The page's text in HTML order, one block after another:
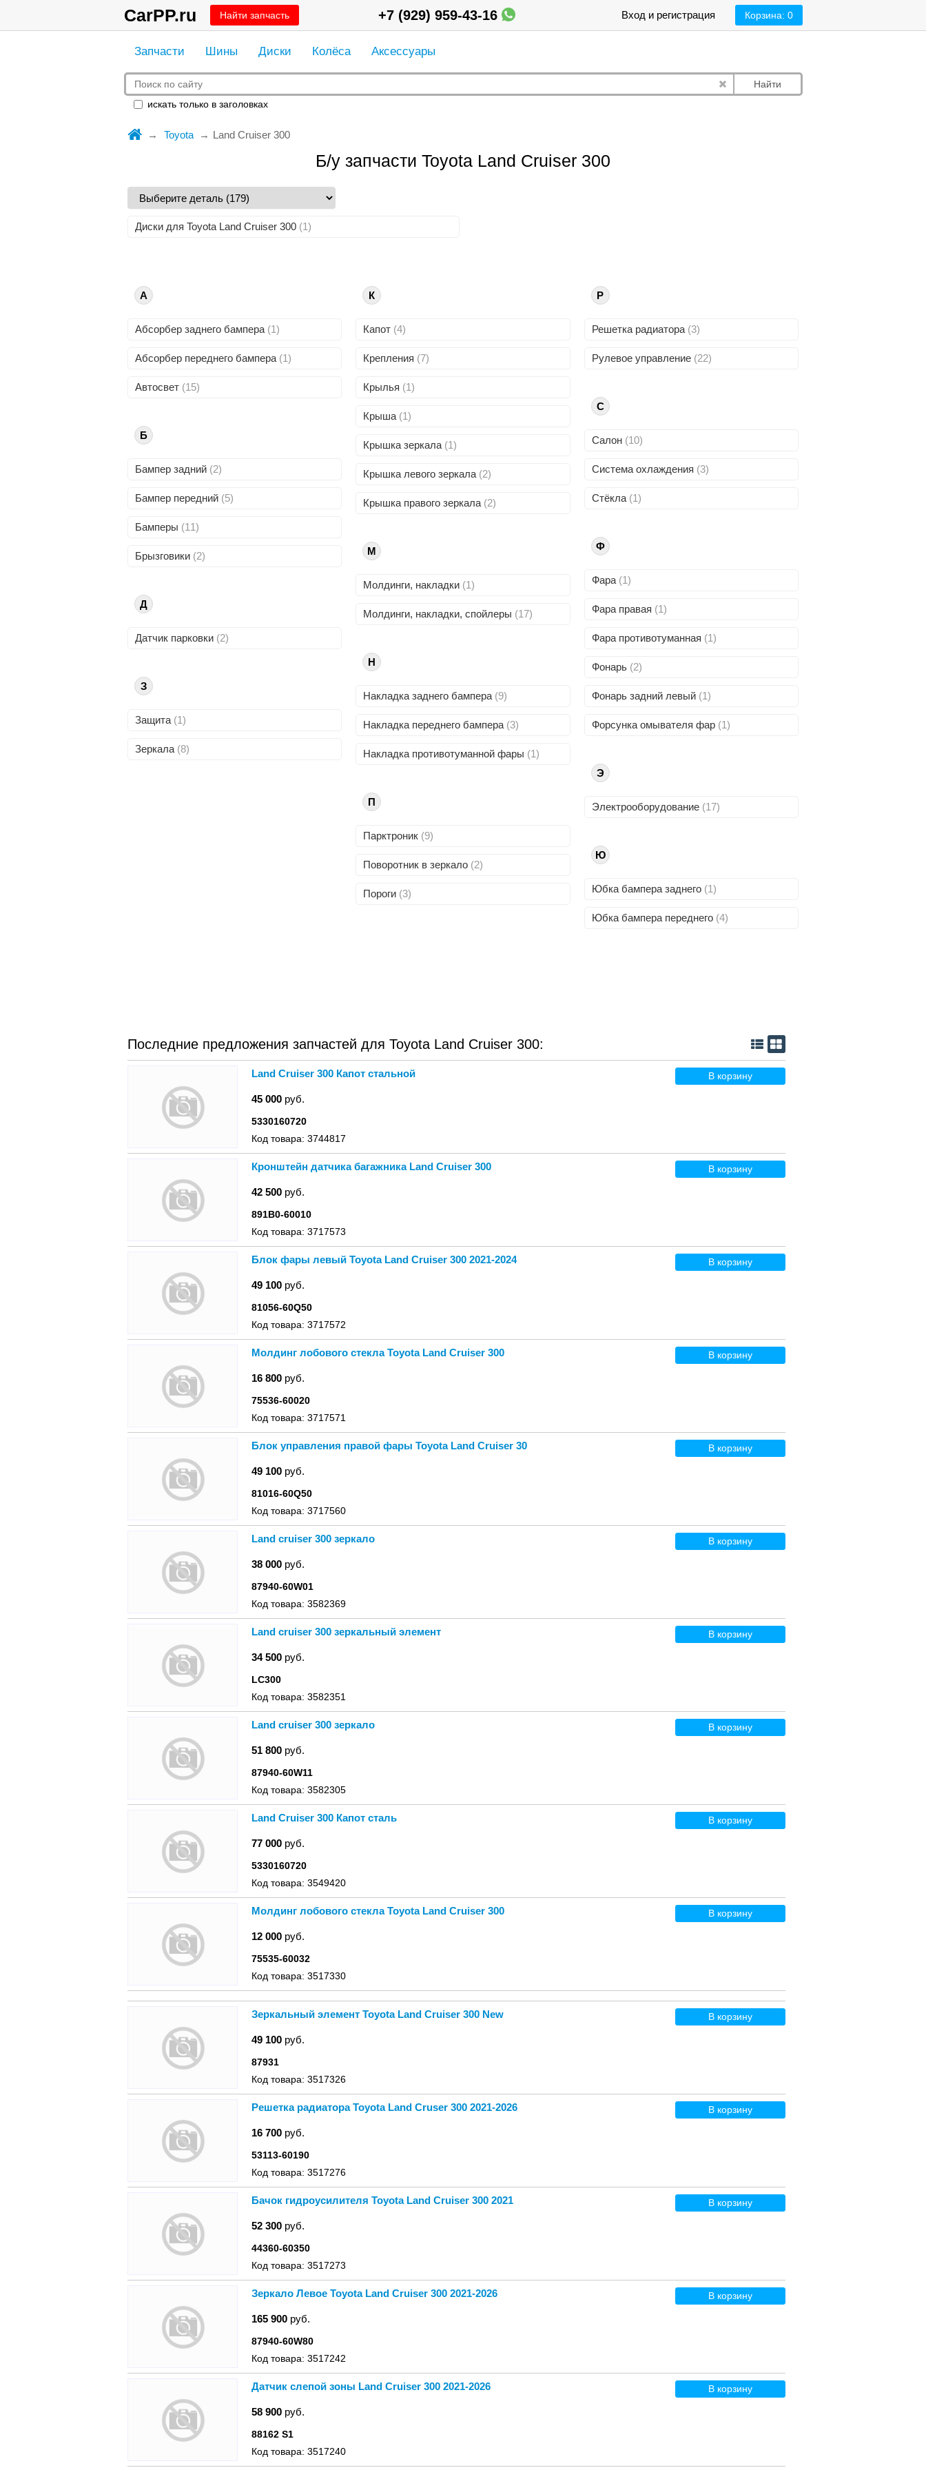
CarPP.ru Найти запчасть Корзина: 0
Вход и регистрация
+7 (929) 959-43-16
Запчасти Шины Диски Колёса Аксессуары
Найти
искать только в заголовках
Toyota Land Cruiser 300
Б/у запчасти Toyota Land Cruiser 300
Диски для Toyota Land Cruiser 300 (1)
А
Абсорбер заднего бампера (1)
Абсорбер переднего бампера (1)
Автосвет (15)
Б
Бампер задний (2)
Бампер передний (5)
Бамперы (11)
Брызговики (2)
Д
Датчик парковки (2)
З
Защита (1)
Зеркала (8)
К
Капот (4)
Крепления (7)
Крылья (1)
Крыша (1)
Крышка зеркала (1)
Крышка левого зеркала (2)
Крышка правого зеркала (2)
М
Молдинги, накладки (1)
Молдинги, накладки, спойлеры (17)
Н
Накладка заднего бампера (9)
Накладка переднего бампера (3)
Накладка противотуманной фары (1)
П
Парктроник (9)
Поворотник в зеркало (2)
Пороги (3)
Р
Решетка радиатора (3)
Рулевое управление (22)
С
Салон (10)
Система охлаждения (3)
Стёкла (1)
Ф
Фара (1)
Фара правая (1)
Фара противотуманная (1)
Фонарь (2)
Фонарь задний левый (1)
Форсунка омывателя фар (1)
Э
Электрооборудование (17)
Ю
Юбка бампера заднего (1)
Юбка бампера переднего (4)
Последние предложения запчастей для Toyota Land Cruiser 300:
Land Cruiser 300 Капот стальной
45 000 руб.
5330160720
Код товара: 3744817
В корзину
Кронштейн датчика багажника Land Cruiser 300
42 500 руб.
891B0-60010
Код товара: 3717573
В корзину
Блок фары левый Toyota Land Cruiser 300 2021-2024
49 100 руб.
81056-60Q50
Код товара: 3717572
В корзину
Молдинг лoбовoго cтекла Тоyоta Lаnd Cruisеr 300
16 800 руб.
75536-60020
Код товара: 3717571
В корзину
Блок управления правой фары Toyota Land Cruiser 30
49 100 руб.
81016-60Q50
Код товара: 3717560
В корзину
Land cruiser 300 зеркало
38 000 руб.
87940-60W01
Код товара: 3582369
В корзину
Land cruiser 300 зеркальный элемент
34 500 руб.
LC300
Код товара: 3582351
В корзину
Land cruiser 300 зеркало
51 800 руб.
87940-60W11
Код товара: 3582305
В корзину
Land Cruiser 300 Капот сталь
77 000 руб.
5330160720
Код товара: 3549420
В корзину
Молдинг лобового стекла Toyota Land Cruiser 300
12 000 руб.
75535-60032
Код товара: 3517330
В корзину
Зеркальный элемент Toyota Land Cruiser 300 New
49 100 руб.
87931
Код товара: 3517326
В корзину
Решетка радиатора Toyota Land Cruser 300 2021-2026
16 700 руб.
53113-60190
Код товара: 3517276
В корзину
Бачок гидроусилителя Toyota Land Cruiser 300 2021
52 300 руб.
44360-60350
Код товара: 3517273
В корзину
Зеркало Левое Toyota Land Cruiser 300 2021-2026
165 900 руб.
87940-60W80
Код товара: 3517242
В корзину
Датчик слепой зоны Land Cruiser 300 2021-2026
58 900 руб.
88162 S1
Код товара: 3517240
В корзину